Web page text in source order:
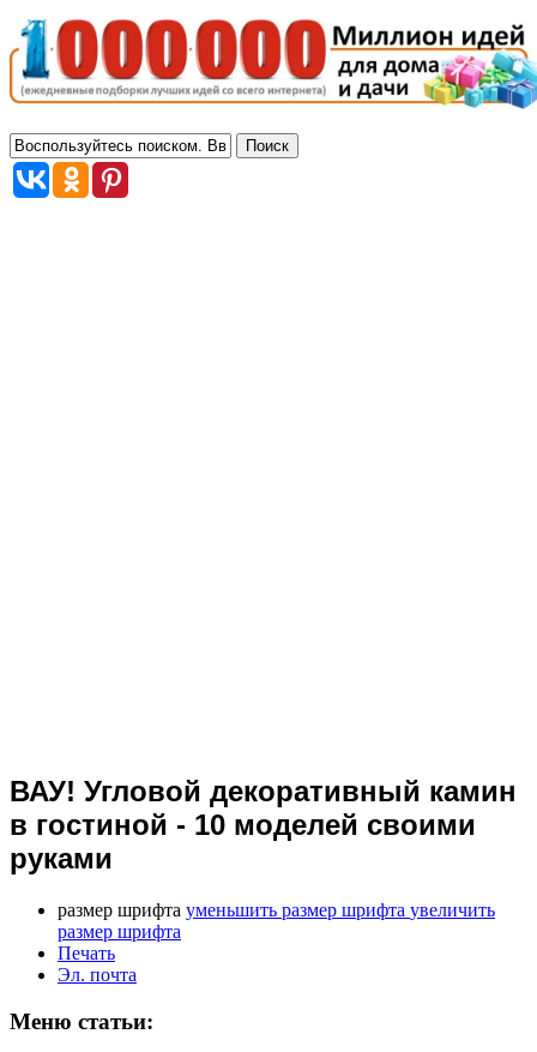
ВАУ! Угловой декоративный камин
в гостиной - 10 моделей своими
руками
размер шрифта уменьшить размер шрифта увеличить
размер шрифта
Печать
Эл. почта
Меню статьи: